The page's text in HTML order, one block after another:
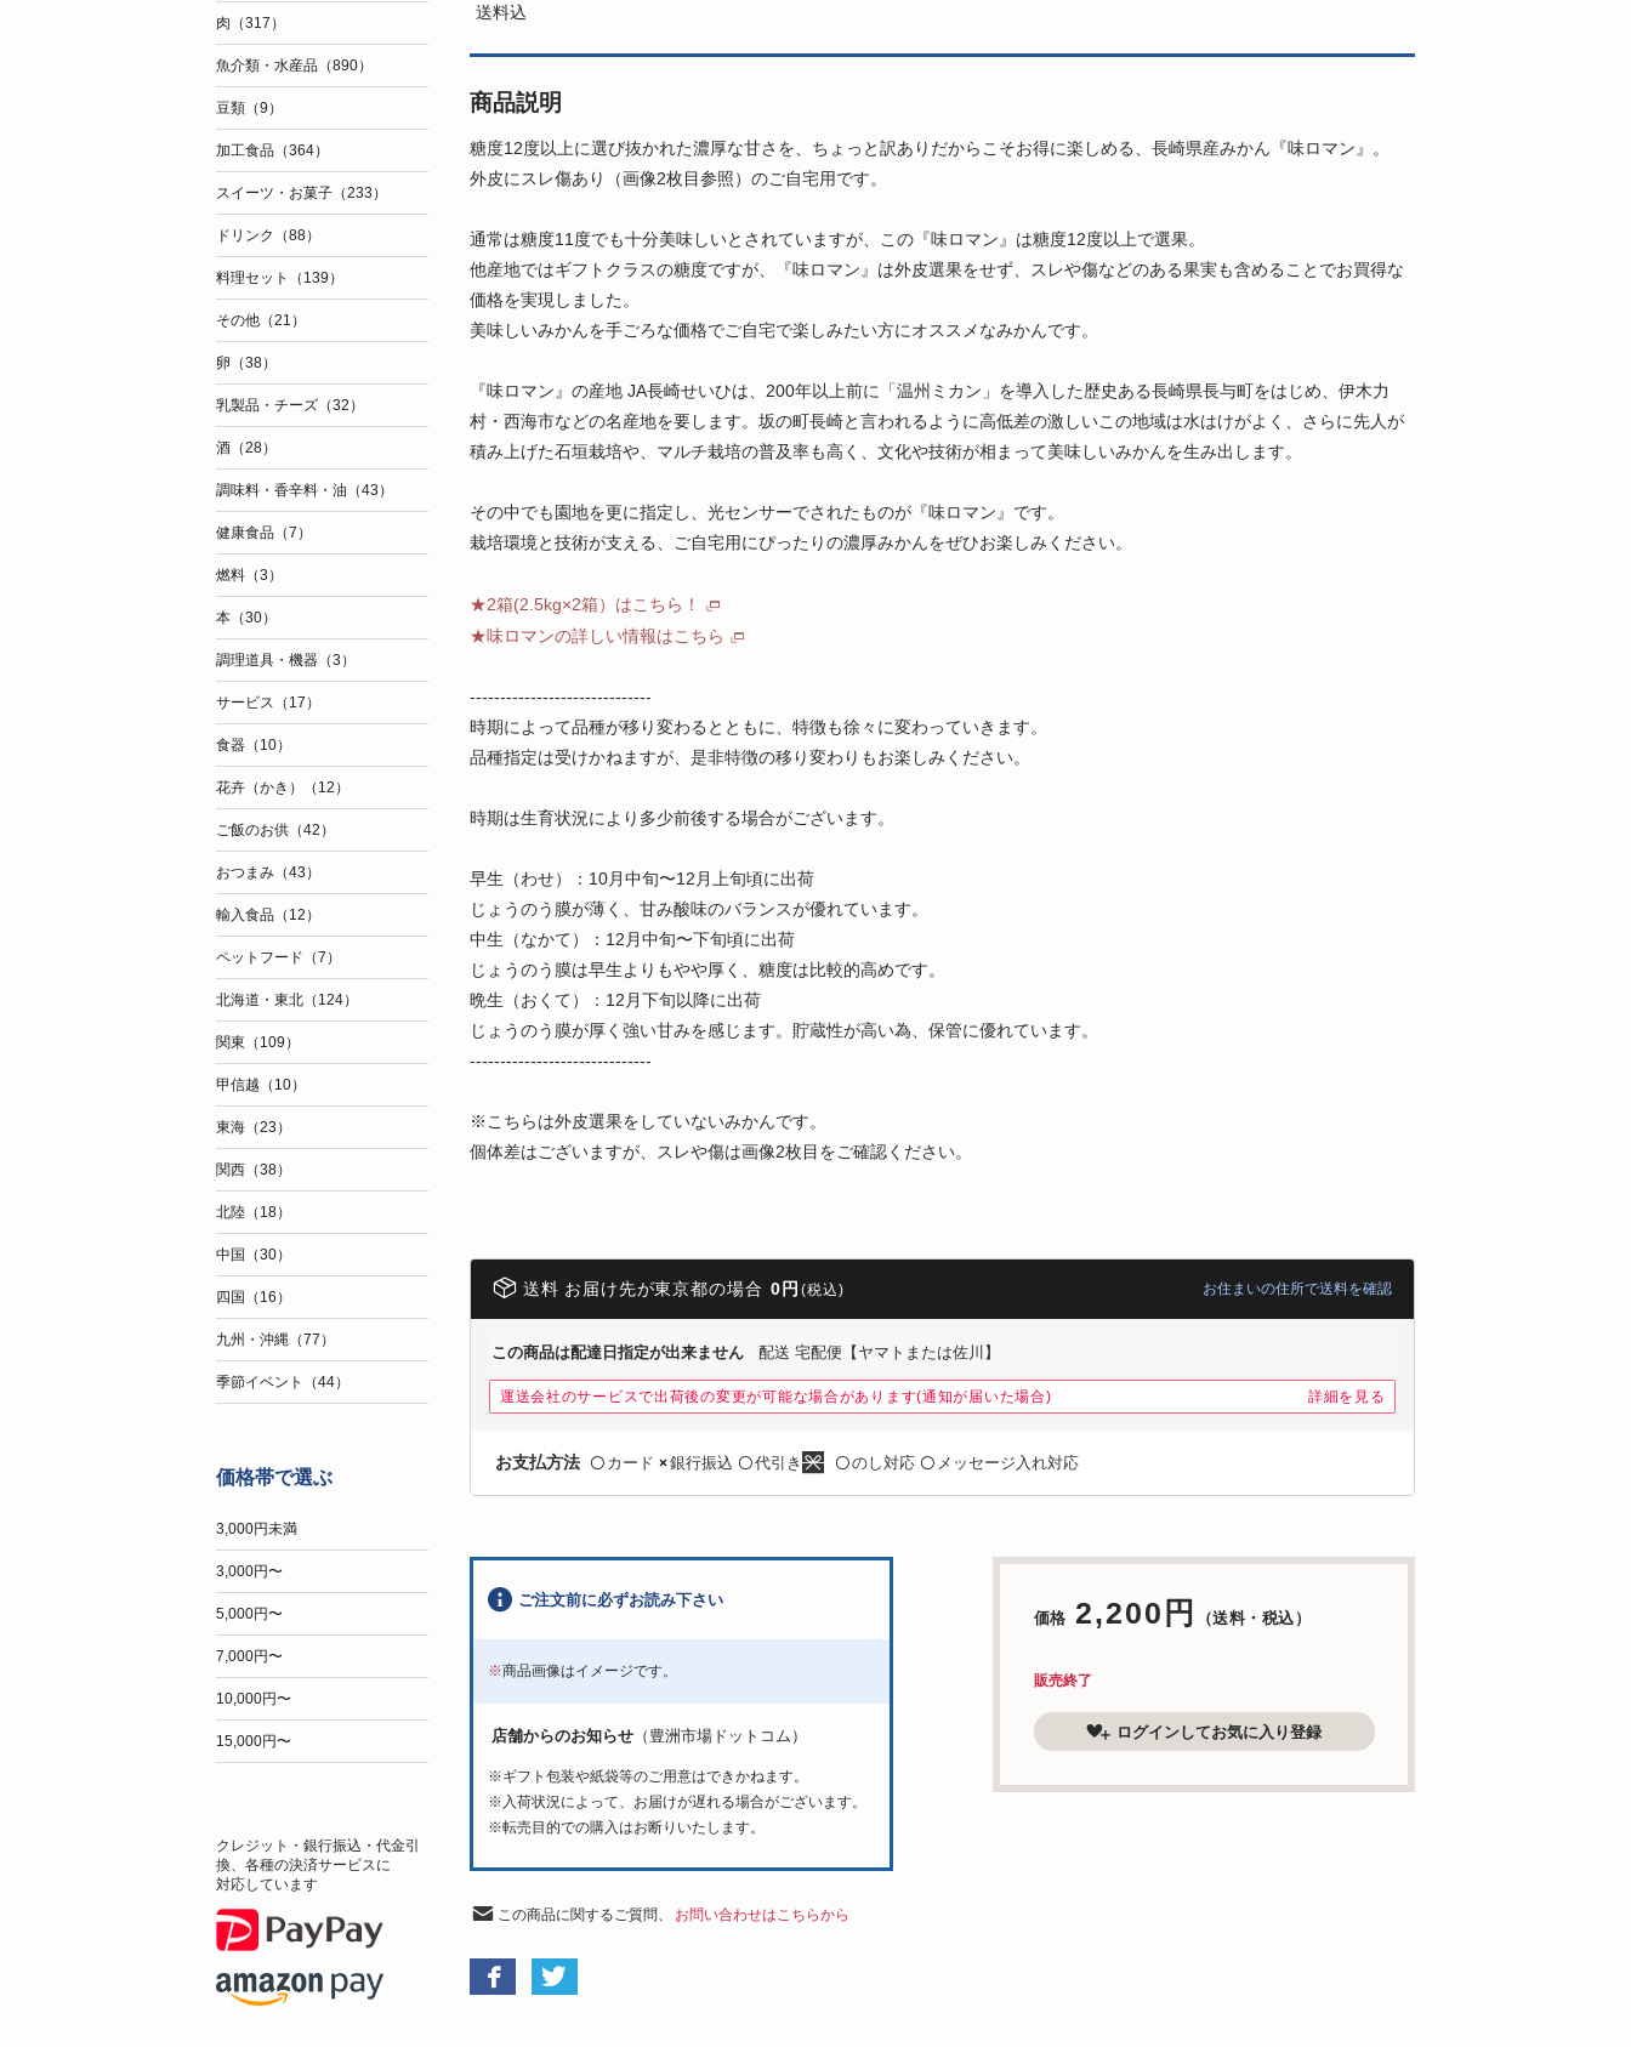
送料込
商品説明
糖度12度以上に選び抜かれた濃厚な甘さを、ちょっと訳ありだからこそお得に楽しめる、長崎県産みかん『味ロマン』。
外皮にスレ傷あり（画像2枚目参照）のご自宅用です。
通常は糖度11度でも十分美味しいとされていますが、この『味ロマン』は糖度12度以上で選果。
他産地ではギフトクラスの糖度ですが、『味ロマン』は外皮選果をせず、スレや傷などのある果実も含めることでお買得な
価格を実現しました。
美味しいみかんを手ごろな価格でご自宅で楽しみたい方にオススメなみかんです。
『味ロマン』の産地 JA長崎せいひは、200年以上前に「温州ミカン」を導入した歴史ある長崎県長与町をはじめ、伊木力
村・西海市などの名産地を要します。坂の町長崎と言われるように高低差の激しいこの地域は水はけがよく、さらに先人が
積み上げた石垣栽培や、マルチ栽培の普及率も高く、文化や技術が相まって美味しいみかんを生み出します。
その中でも園地を更に指定し、光センサーでされたものが『味ロマン』です。
栽培環境と技術が支える、ご自宅用にぴったりの濃厚みかんをぜひお楽しみください。
★2箱(2.5kg×2箱）はこちら！
★味ロマンの詳しい情報はこちら
------------------------------
時期によって品種が移り変わるとともに、特徴も徐々に変わっていきます。
品種指定は受けかねますが、是非特徴の移り変わりもお楽しみください。
時期は生育状況により多少前後する場合がございます。
早生（わせ）：10月中旬〜12月上旬頃に出荷
じょうのう膜が薄く、甘み酸味のバランスが優れています。
中生（なかて）：12月中旬〜下旬頃に出荷
じょうのう膜は早生よりもやや厚く、糖度は比較的高めです。
晩生（おくて）：12月下旬以降に出荷
じょうのう膜が厚く強い甘みを感じます。貯蔵性が高い為、保管に優れています。
------------------------------
※こちらは外皮選果をしていないみかんです。
個体差はございますが、スレや傷は画像2枚目をご確認ください。
送料 お届け先が東京都の場合 0円 (税込) お住まいの住所で送料を確認
この商品は配達日指定が出来ません 配送 宅配便【ヤマトまたは佐川】
運送会社のサービスで出荷後の変更が可能な場合があります(通知が届いた場合) 詳細を見る
お支払方法 〇 カード ×銀行振込 〇代引き 〇のし対応 〇 メッセージ入れ対応
価格 2,200円 （送料・税込）
販売終了
ログインしてお気に入り登録
ご注文前に必ずお読み下さい
※商品画像はイメージです。
店舗からのお知らせ（豊洲市場ドットコム）
※ギフト包装や紙袋等のご用意はできかねます。
※入荷状況によって、お届けが遅れる場合がございます。
※転売目的での購入はお断りいたします。
この商品に関するご質問、 お問い合わせはこちらから
肉（317）
魚介類・水産品（890）
豆類（9）
加工食品（364）
スイーツ・お菓子（233）
ドリンク（88）
料理セット（139）
その他（21）
卵（38）
乳製品・チーズ（32）
酒（28）
調味料・香辛料・油（43）
健康食品（7）
燃料（3）
本（30）
調理道具・機器（3）
サービス（17）
食器（10）
花卉（かき）（12）
ご飯のお供（42）
おつまみ（43）
輸入食品（12）
ペットフード（7）
北海道・東北（124）
関東（109）
甲信越（10）
東海（23）
関西（38）
北陸（18）
中国（30）
四国（16）
九州・沖縄（77）
季節イベント（44）
価格帯で選ぶ
3,000円未満
3,000円〜
5,000円〜
7,000円〜
10,000円〜
15,000円〜
クレジット・銀行振込・代金引
換、各種の決済サービスに
対応しています